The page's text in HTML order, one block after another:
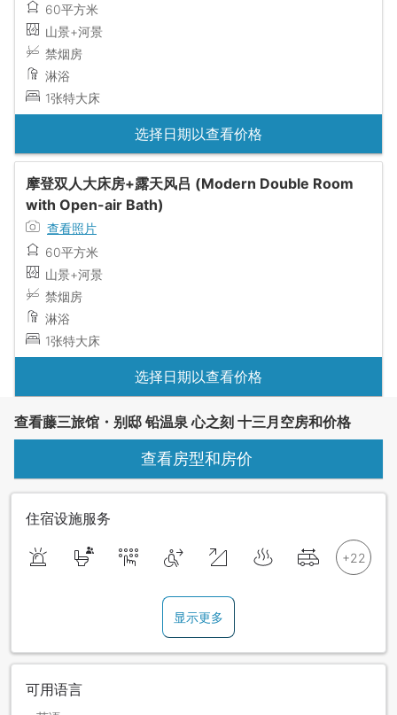
60平方米
山景+河景
禁烟房
淋浴
1张特大床
选择日期以查看价格
摩登双人大床房+露天风吕 (Modern Double Room
with Open-air Bath)
查看照片
60平方米
山景+河景
禁烟房
淋浴
1张特大床
选择日期以查看价格
查看藤三旅馆・别邸 铅温泉 心之刻 十三月空房和价格
查看房型和房价
住宿设施服务
显示更多
可用语言